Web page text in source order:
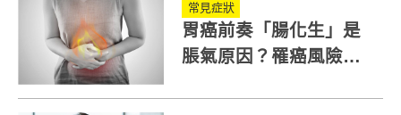
常見症狀
胃癌前奏「腸化生」是
脹氣原因？罹癌風險高